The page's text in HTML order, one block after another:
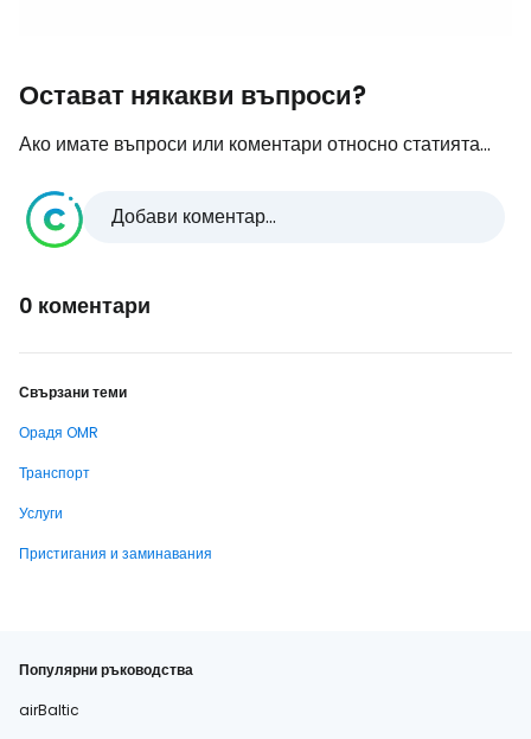
Остават някакви въпроси?
Ако имате въпроси или коментари относно статията...
Добави коментар...
0 коментари
Свързани теми
Орадя OMR
Транспорт
Услуги
Пристигания и заминавания
Популярни ръководства
airBaltic